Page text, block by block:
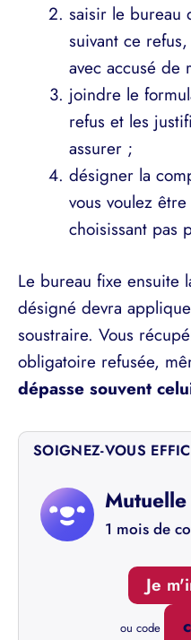
saisir le bureau
suivant ce
avec accusé de
joindre le
refus et les
assurer ;
désigner la
vous voulez
choisissant pas
Le bureau fixe ensuite
désigné devra
soustraire. Vous
obligatoire refusée,
dépasse souvent
SOIGNEZ-VOUS
1 mois de
Je
ou code